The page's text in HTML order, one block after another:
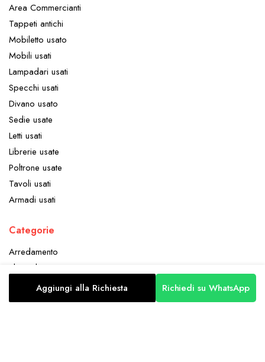
Aggiungi alla Richiesta Richiedi su WhatsApp
Area Commercianti
Tappeti antichi
Mobiletto usato
Mobili usati
Lampadari usati
Specchi usati
Divano usato
Sedie usate
Letti usati
Librerie usate
Poltrone usate
Tavoli usati
Armadi usati
Categorie
Arredamento
Elettrodomestici
Oggettistica
STORE CERCA ACCOUNT CATEGORIE